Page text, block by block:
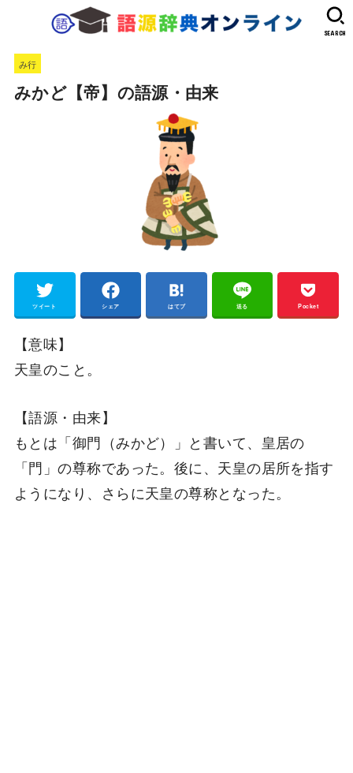
SEARCH
み行
みかど【帝】の語源・由来
ツイート シェア はてブ 送る Pocket
【意味】
天皇のこと。
【語源・由来】
もとは「御門（みかど）」と書いて、皇居の
「門」の尊称であった。後に、天皇の居所を指す
ようになり、さらに天皇の尊称となった。